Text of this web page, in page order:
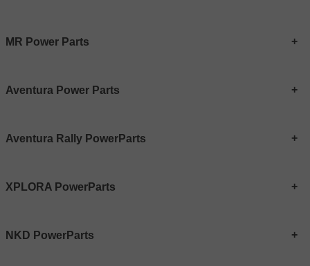
MR Power Parts
Aventura Power Parts
Aventura Rally PowerParts
XPLORA PowerParts
NKD PowerParts